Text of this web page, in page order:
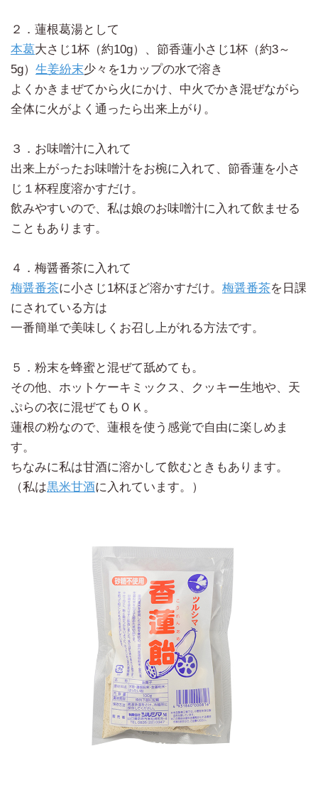
２．蓮根葛湯として
本葛大さじ1杯（約10g）、節香蓮小さじ1杯（約3～
5g） 生姜紛末少々を1カップの水で溶き
よくかきまぜてから火にかけ、中火でかき混ぜながら
全体に火がよく通ったら出来上がり。
３．お味噌汁に入れて
出来上がったお味噌汁をお椀に入れて、節香蓮を小さ
じ１杯程度溶かすだけ。
飲みやすいので、私は娘のお味噌汁に入れて飲ませる
こともあります。
４．梅醤番茶に入れて
梅醤番茶に小さじ1杯ほど溶かすだけ。 梅醤番茶を日課
にされている方は
一番簡単で美味しくお召し上がれる方法です。
５．粉末を蜂蜜と混ぜて舐めても。
その他、ホットケーキミックス、クッキー生地や、天
ぷらの衣に混ぜてもＯＫ。
蓮根の粉なので、蓮根を使う感覚で自由に楽しめま
す。
ちなみに私は甘酒に溶かして飲むときもあります。
（私は黒米甘酒に入れています。）